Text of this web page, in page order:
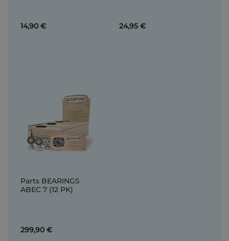
14,90 € 24,95 €
Parts BEARINGS
ABEC 7 (12 PK)
299,90 €